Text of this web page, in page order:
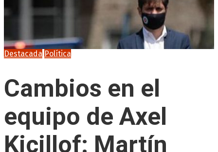
Destacada Política
Cambios en el
equipo de Axel
Kicillof: Martín